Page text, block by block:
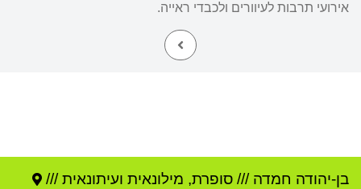
אירועי תרבות לעיוורים ולכבדי ראייה.
בן-יהודה חמדה /// סופרת, מילונאית ועיתונאית ///